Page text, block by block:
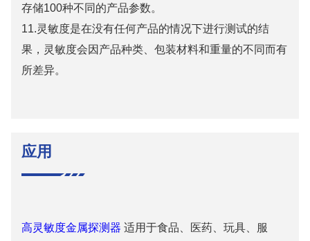
存储100种不同的产品参数。
11.灵敏度是在没有任何产品的情况下进行测试的结
果，灵敏度会因产品种类、包装材料和重量的不同而有
所差异。
应用
高灵敏度金属探测器 适用于食品、医药、玩具、服